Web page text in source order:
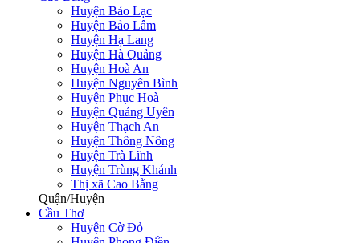
Huyện Bảo Lạc
Huyện Bảo Lâm
Huyện Hạ Lang
Huyện Hà Quảng
Huyện Hoà An
Huyện Nguyên Bình
Huyện Phục Hoà
Huyện Quảng Uyên
Huyện Thạch An
Huyện Thông Nông
Huyện Trà Lĩnh
Huyện Trùng Khánh
Thị xã Cao Bằng
Quận/Huyện
Cầu Thơ
Huyện Cờ Đỏ